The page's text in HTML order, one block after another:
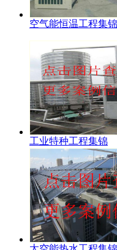
空气能恒温工程集锦
工业特种工程集锦